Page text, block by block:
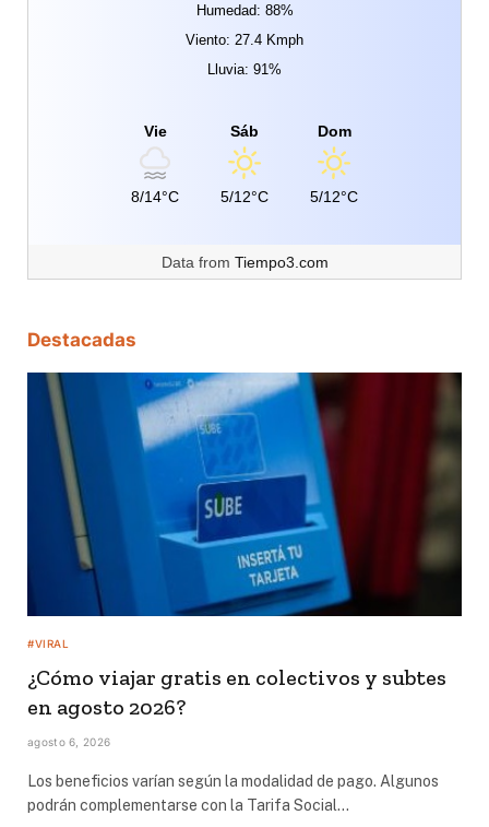
Humedad: 88%
Viento: 27.4 Kmph
Lluvia: 91%
Vie
8/14°C
Sáb
5/12°C
Dom
5/12°C
Data from Tiempo3.com
Destacadas
#VIRAL
¿Cómo viajar gratis en colectivos y subtes
en agosto 2026?
agosto 6, 2026
Los beneficios varían según la modalidad de pago. Algunos
podrán complementarse con la Tarifa Social…